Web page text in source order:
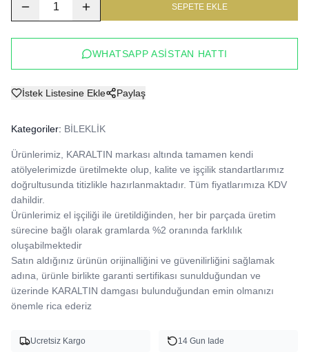
1 SEPETE EKLE
WHATSAPP ASISTAN HATTI
İstek Listesine Ekle Paylaş
Kategoriler: BİLEKLİK
Ürünlerimiz, KARALTIN markası altında tamamen kendi
atölyelerimizde üretilmekte olup, kalite ve işçilik standartlarımız
doğrultusunda titizlikle hazırlanmaktadır. Tüm fiyatlarımıza KDV
dahildir.
Ürünlerimiz el işçiliği ile üretildiğinden, her bir parçada üretim
sürecine bağlı olarak gramlarda %2 oranında farklılık
oluşabilmektedir
Satın aldığınız ürünün orijinalliğini ve güvenilirliğini sağlamak
adına, ürünle birlikte garanti sertifikası sunulduğundan ve
üzerinde KARALTIN damgası bulunduğundan emin olmanızı
önemle rica ederiz
Ucretsiz Kargo 14 Gun Iade